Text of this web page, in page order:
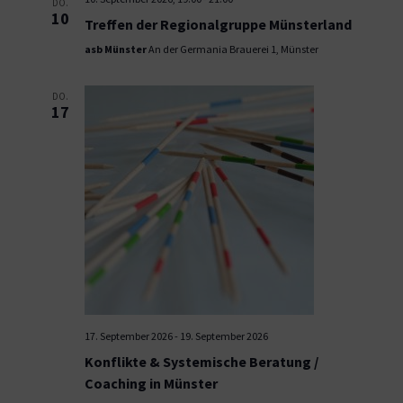
DO.
10 Treffen der Regionalgruppe Münsterland
asb MünsterAn der Germania Brauerei 1, Münster
DO.
17
17. September 2026- 19. September 2026
Konflikte & Systemische Beratung /
Coaching in Münster